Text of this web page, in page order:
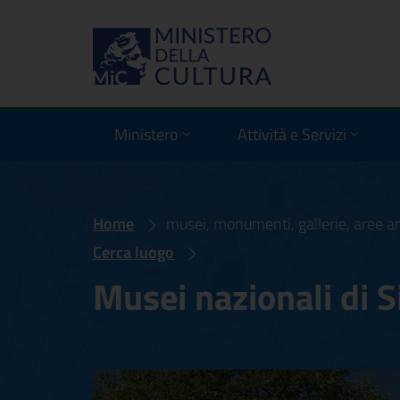
Ministero Attività e Servizi
Home musei, monumenti, gallerie, aree
Cerca luogo
Musei nazionali di